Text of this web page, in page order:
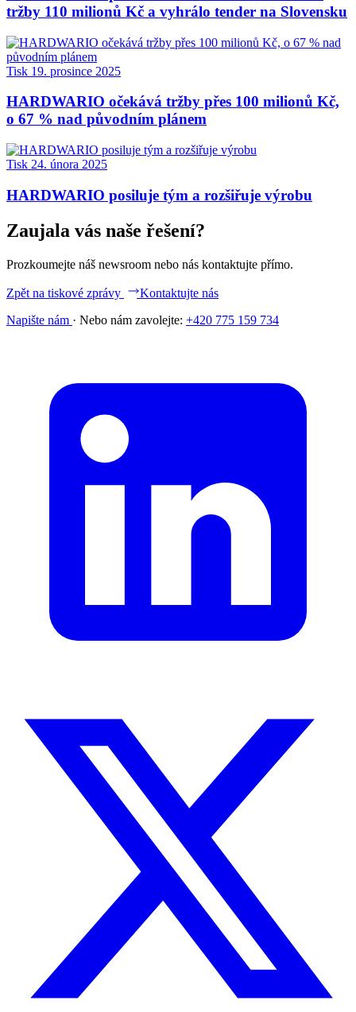
tržby 110 milionů Kč a vyhrálo tender na Slovensku
Tisk 19. prosince 2025
HARDWARIO očekává tržby přes 100 milionů Kč,
o 67 % nad původním plánem
Tisk 24. února 2025
HARDWARIO posiluje tým a rozšiřuje výrobu
Zaujala vás naše řešení?
Prozkoumejte náš newsroom nebo nás kontaktujte přímo.
Zpět na tiskové zprávy
Kontaktujte nás
Napište nám · Nebo nám zavolejte: +420 775 159 734